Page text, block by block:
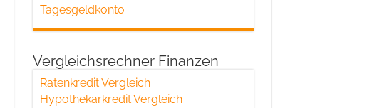
Tagesgeldkonto
Vergleichsrechner Finanzen
Ratenkredit Vergleich
Hypothekarkredit Vergleich